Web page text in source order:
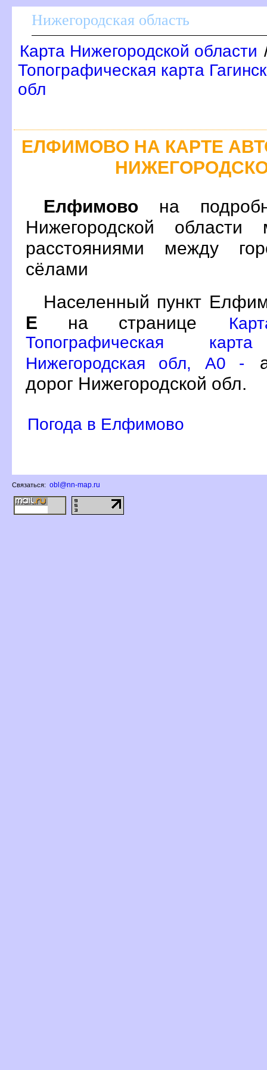
Нижегородская область
Карта Нижегородской области
Топографическая карта
обл
ЕЛФИМОВО НА КАРТЕ
Елфимово на
Нижегородской
расстояниями между
сёлами
Населенный пункт
Е на странице
Топографическая
Нижегородская обл, A0 -
дорог Нижегородской обл.
Погода в Елфимово
Связаться: obl@nn-map.ru